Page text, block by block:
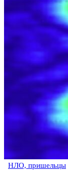
НЛО, пришельцы